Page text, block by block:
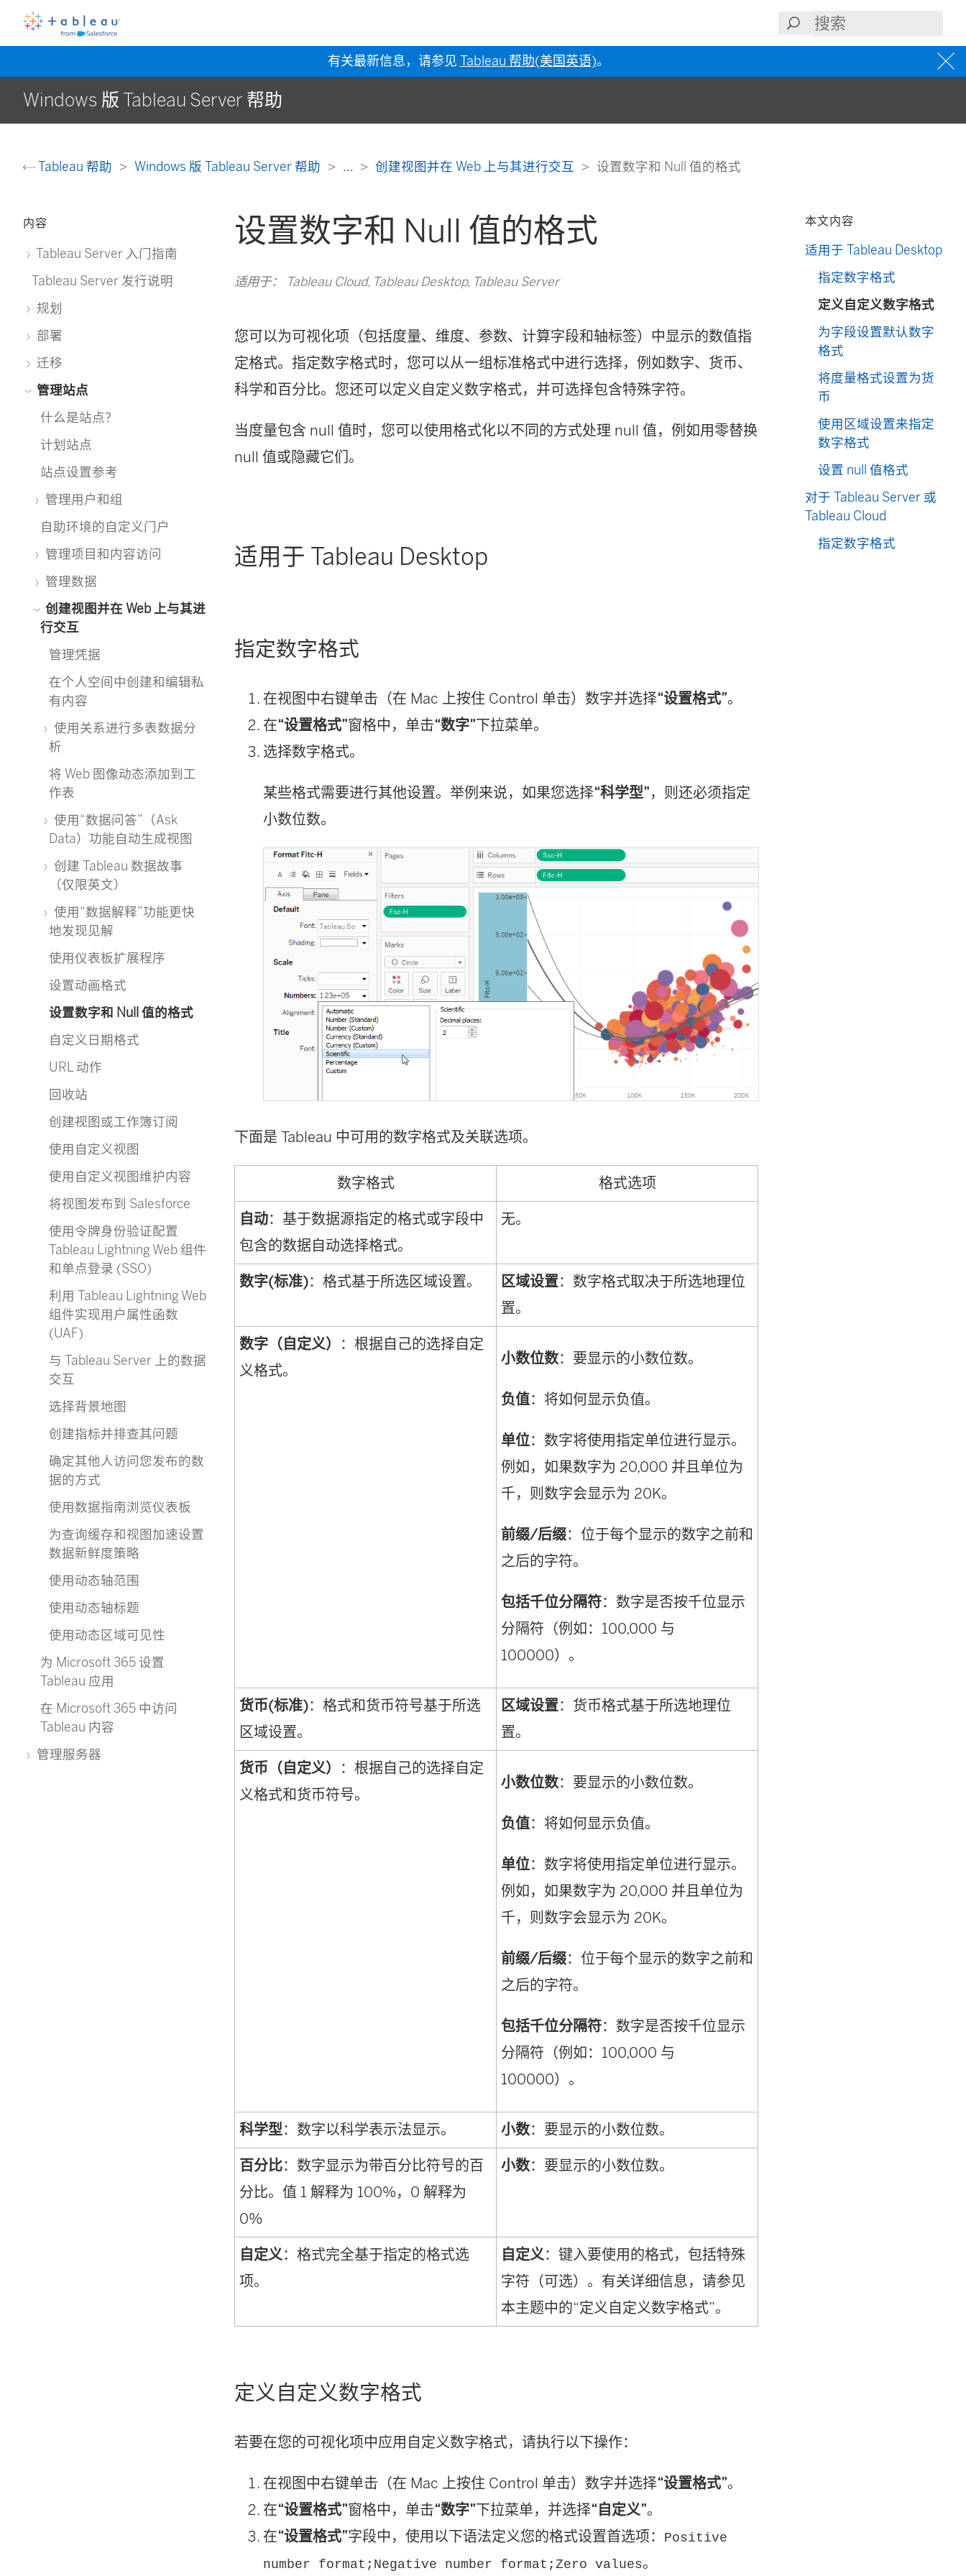
有关最新信息，请参见 Tableau 帮助(美国英语)。
Windows 版 Tableau Server 帮助
Tableau 帮助 Windows 版 Tableau Server 帮助 ... 创建视图并在 Web 上与其进行交互 设置数字和 Null 值的格式
内容
Tableau Server 入门指南
Tableau Server 发行说明
规划
部署
迁移
管理站点
什么是站点？
计划站点
站点设置参考
管理用户和组
自助环境的自定义门户
管理项目和内容访问
管理数据
创建视图并在 Web 上与其进
行交互
管理凭据
在个人空间中创建和编辑私
有内容
使用关系进行多表数据分
析
将 Web 图像动态添加到工
作表
使用“数据问答”（Ask
Data）功能自动生成视图
创建 Tableau 数据故事
（仅限英文）
使用“数据解释”功能更快
地发现见解
使用仪表板扩展程序
设置动画格式
设置数字和 Null 值的格式
自定义日期格式
URL 动作
回收站
创建视图或工作簿订阅
使用自定义视图
使用自定义视图维护内容
将视图发布到 Salesforce
使用令牌身份验证配置
Tableau Lightning Web 组件
和单点登录 (SSO)
利用 Tableau Lightning Web
组件实现用户属性函数
(UAF)
与 Tableau Server 上的数据
交互
选择背景地图
创建指标并排查其问题
确定其他人访问您发布的数
据的方式
使用数据指南浏览仪表板
为查询缓存和视图加速设置
数据新鲜度策略
使用动态轴范围
使用动态轴标题
使用动态区域可见性
为 Microsoft 365 设置
Tableau 应用
在 Microsoft 365 中访问
Tableau 内容
管理服务器
设置数字和 Null 值的格式
适用于： Tableau Cloud, Tableau Desktop, Tableau Server
您可以为可视化项（包括度量、维度、参数、计算字段和轴标签）中显示的数值指
定格式。指定数字格式时，您可以从一组标准格式中进行选择，例如数字、货币、
科学和百分比。您还可以定义自定义数字格式，并可选择包含特殊字符。
当度量包含 null 值时，您可以使用格式化以不同的方式处理 null 值，例如用零替换
null 值或隐藏它们。
适用于 Tableau Desktop
指定数字格式
在视图中右键单击（在 Mac 上按住 Control 单击）数字并选择“设置格式”。
在“设置格式”窗格中，单击“数字”下拉菜单。
选择数字格式。
某些格式需要进行其他设置。举例来说，如果您选择“科学型”，则还必须指定
小数位数。
下面是 Tableau 中可用的数字格式及关联选项。
数字格式 格式选项
自动：基于数据源指定的格式或字段中
包含的数据自动选择格式。
无。
数字(标准)：格式基于所选区域设置。 区域设置：数字格式取决于所选地理位
置。
数字（自定义）
：根据自己的选择自定
义格式。
小数位数：要显示的小数位数。
负值：将如何显示负值。
单位：数字将使用指定单位进行显示。
例如，如果数字为 20,000 并且单位为
千，则数字会显示为 20K。
前缀/后缀：位于每个显示的数字之前和
之后的字符。
包括千位分隔符：数字是否按千位显示
分隔符（例如：100,000 与
100000）。
货币(标准)：格式和货币符号基于所选
区域设置。
区域设置：货币格式基于所选地理位
置。
货币（自定义）
：根据自己的选择自定
义格式和货币符号。
小数位数：要显示的小数位数。
负值：将如何显示负值。
单位：数字将使用指定单位进行显示。
例如，如果数字为 20,000 并且单位为
千，则数字会显示为 20K。
前缀/后缀：位于每个显示的数字之前和
之后的字符。
包括千位分隔符：数字是否按千位显示
分隔符（例如：100,000 与
100000）。
科学型：数字以科学表示法显示。 小数：要显示的小数位数。
百分比：数字显示为带百分比符号的百
分比。值 1 解释为 100%，0 解释为
0%
小数：要显示的小数位数。
自定义：格式完全基于指定的格式选
项。
自定义：键入要使用的格式，包括特殊
字符（可选）。有关详细信息，请参见
本主题中的“定义自定义数字格式”。
定义自定义数字格式
若要在您的可视化项中应用自定义数字格式，请执行以下操作：
在视图中右键单击（在 Mac 上按住 Control 单击）数字并选择“设置格式”。
在“设置格式”窗格中，单击“数字”下拉菜单，并选择“自定义”。
在“设置格式”字段中，使用以下语法定义您的格式设置首选项：
Positive
number format;Negative number format;Zero values。
本文内容
适用于 Tableau Desktop
指定数字格式
定义自定义数字格式
为字段设置默认数字
格式
将度量格式设置为货
币
使用区域设置来指定
数字格式
设置 null 值格式
对于 Tableau Server 或
Tableau Cloud
指定数字格式